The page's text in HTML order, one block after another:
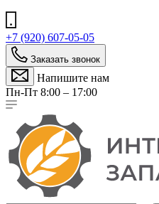
+7 (920) 607-05-05
Заказать звонок
Напишите нам
Пн-Пт 8:00 – 17:00